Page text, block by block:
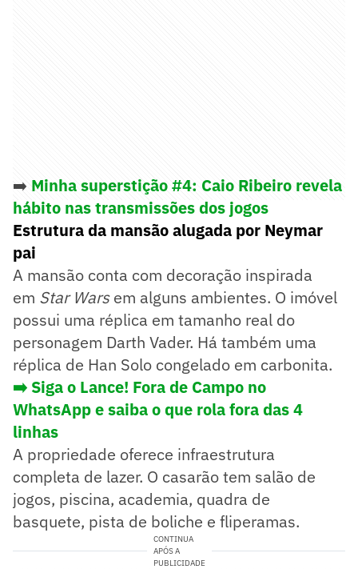
➡️ Minha superstição #4: Caio Ribeiro revela
hábito nas transmissões dos jogos
Estrutura da mansão alugada por Neymar
pai
A mansão conta com decoração inspirada
em Star Warsem alguns ambientes. O imóvel
possui uma réplica em tamanho real do
personagem Darth Vader. Há também uma
réplica de Han Solo congelado em carbonita.
➡️ Siga o Lance! Fora de Campo no
WhatsApp e saiba o que rola fora das 4
linhas
A propriedade oferece infraestrutura
completa de lazer. O casarão tem salão de
jogos, piscina, academia, quadra de
basquete, pista de boliche e fliperamas.
CONTINUA
APÓS A
PUBLICIDADE